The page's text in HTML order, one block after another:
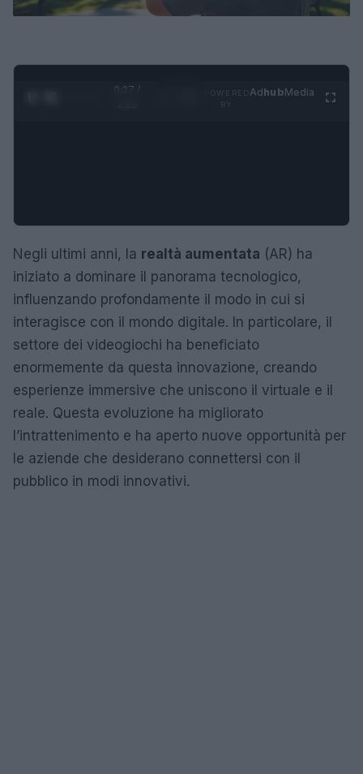
0:28 /
AdhubMedia
Negli ultimi anni, la realtà aumentata (AR) ha
iniziato a dominare il panorama tecnologico,
influenzando profondamente il modo in cui si
interagisce con il mondo digitale. In particolare, il
settore dei videogiochi ha beneficiato
enormemente da questa innovazione, creando
esperienze immersive che uniscono il virtuale e il
reale. Questa evoluzione ha migliorato
l’intrattenimento e ha aperto nuove opportunità per
le aziende che desiderano connettersi con il
pubblico in modi innovativi.